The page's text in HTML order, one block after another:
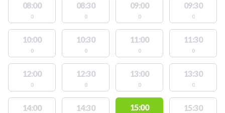
08:00
0
08:30
0
09:00
0
09:30
0
10:00
0
10:30
0
11:00
0
11:30
0
12:00
0
12:30
0
13:00
0
13:30
0
14:00 14:30 15:00 15:30